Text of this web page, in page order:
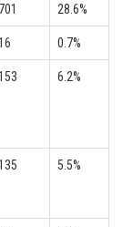
701 28.6%
0.7%
6.2%
5.5%